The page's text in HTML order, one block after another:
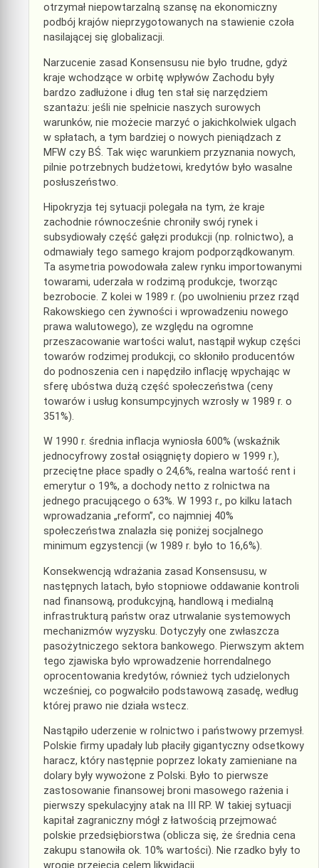
otrzymał niepowtarzalną szansę na ekonomiczny
podbój krajów nieprzygotowanych na stawienie czoła
nasilającej się globalizacji.
Narzucenie zasad Konsensusu nie było trudne, gdyż
kraje wchodzące w orbitę wpływów Zachodu były
bardzo zadłużone i dług ten stał się narzędziem
szantażu: jeśli nie spełnicie naszych surowych
warunków, nie możecie marzyć o jakichkolwiek ulgach
w spłatach, a tym bardziej o nowych pieniądzach z
MFW czy BŚ. Tak więc warunkiem przyznania nowych,
pilnie potrzebnych budżetowi, kredytów było wasalne
posłuszeństwo.
Hipokryzja tej sytuacji polegała na tym, że kraje
zachodnie równocześnie chroniły swój rynek i
subsydiowały część gałęzi produkcji (np. rolnictwo), a
odmawiały tego samego krajom podporządkowanym.
Ta asymetria powodowała zalew rynku importowanymi
towarami, uderzała w rodzimą produkcje, tworząc
bezrobocie. Z kolei w 1989 r. (po uwolnieniu przez rząd
Rakowskiego cen żywności i wprowadzeniu nowego
prawa walutowego), ze względu na ogromne
przeszacowanie wartości walut, nastąpił wykup części
towarów rodzimej produkcji, co skłoniło producentów
do podnoszenia cen i napędziło inflację wpychając w
sferę ubóstwa dużą część społeczeństwa (ceny
towarów i usług konsumpcyjnych wzrosły w 1989 r. o
351%).
W 1990 r. średnia inflacja wyniosła 600% (wskaźnik
jednocyfrowy został osiągnięty dopiero w 1999 r.),
przeciętne płace spadły o 24,6%, realna wartość rent i
emerytur o 19%, a dochody netto z rolnictwa na
jednego pracującego o 63%. W 1993 r., po kilku latach
wprowadzania „reform”, co najmniej 40%
społeczeństwa znalazła się poniżej socjalnego
minimum egzystencji (w 1989 r. było to 16,6%).
Konsekwencją wdrażania zasad Konsensusu, w
następnych latach, było stopniowe oddawanie kontroli
nad finansową, produkcyjną, handlową i medialną
infrastrukturą państw oraz utrwalanie systemowych
mechanizmów wyzysku. Dotyczyły one zwłaszcza
pasożytniczego sektora bankowego. Pierwszym aktem
tego zjawiska było wprowadzenie horrendalnego
oprocentowania kredytów, również tych udzielonych
wcześniej, co pogwałciło podstawową zasadę, według
której prawo nie działa wstecz.
Nastąpiło uderzenie w rolnictwo i państwowy przemysł.
Polskie firmy upadały lub płaciły gigantyczny odsetkowy
haracz, który następnie poprzez lokaty zamieniane na
dolary były wywożone z Polski. Było to pierwsze
zastosowanie finansowej broni masowego rażenia i
pierwszy spekulacyjny atak na III RP. W takiej sytuacji
kapitał zagraniczny mógł z łatwością przejmować
polskie przedsiębiorstwa (oblicza się, że średnia cena
zakupu stanowiła ok. 10% wartości). Nie rzadko były to